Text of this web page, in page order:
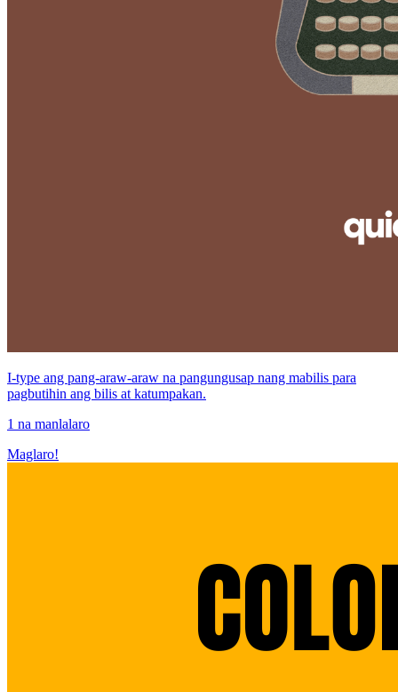
I-type ang pang-araw-araw na pangungusap nang mabilis para
pagbutihin ang bilis at katumpakan.
1 na manlalaro
Maglaro!